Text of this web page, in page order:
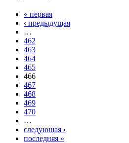
« первая
‹ предыдущая
…
462
463
464
465
466
467
468
469
470
…
следующая ›
последняя »